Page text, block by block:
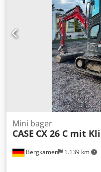
Bergkamen 1.139 km
Mini bager
CASE CX 26 C mit